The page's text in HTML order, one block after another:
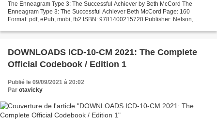
The Enneagram Type 3: The Successful Achiever by Beth McCord The
Enneagram Type 3: The Successful Achiever Beth McCord Page: 160
Format: pdf, ePub, mobi, fb2 ISBN: 9781400215720 Publisher: Nelson,
DOWNLOADS ICD-10-CM 2021: The Complete
Official Codebook / Edition 1
Publié le 09/09/2021 à 20:02
Par otavicky